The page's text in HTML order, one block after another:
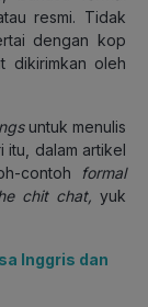
resmi. Tidak
dengan kop
dikirimkan oleh
untuk menulis
itu, dalam artikel
contoh
formal
chit chat,yuk
Inggris dan